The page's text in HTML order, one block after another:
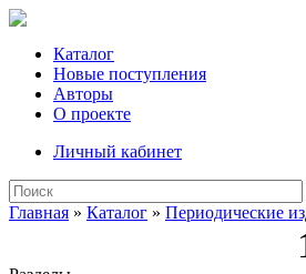
Каталог
Новые поступления
Авторы
О проекте
Личный кабинет
Главная » Каталог » Периодические